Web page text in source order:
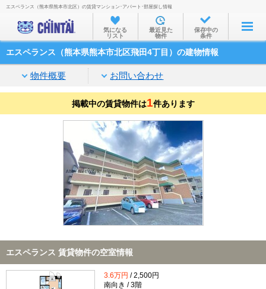
お部屋を探す
沿線・駅から
家賃相場から
通勤通学時間から
物件特集から
不動産会社から
TOP
エスペランス（熊本県熊本市北区）の賃貸マンション･アパート･部屋探し情報
気になる
リスト
最近見た
物件
保存中の
条件
エスペランス（熊本県熊本市北区飛田4丁目）の建物情報
物件概要 お問い合わせ
掲載中の賃貸物件は1件あります
エスペランス 賃貸物件の空室情報
3.6万円 / 2,500円
南向き / 3階